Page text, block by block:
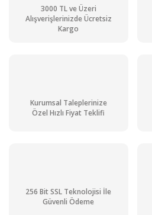
3000 TL ve Üzeri
Alışverişlerinizde Ücretsiz
Kargo
Kurumsal Taleplerinize
Özel Hızlı Fiyat Teklifi
256 Bit SSL Teknolojisi İle
Güvenli Ödeme